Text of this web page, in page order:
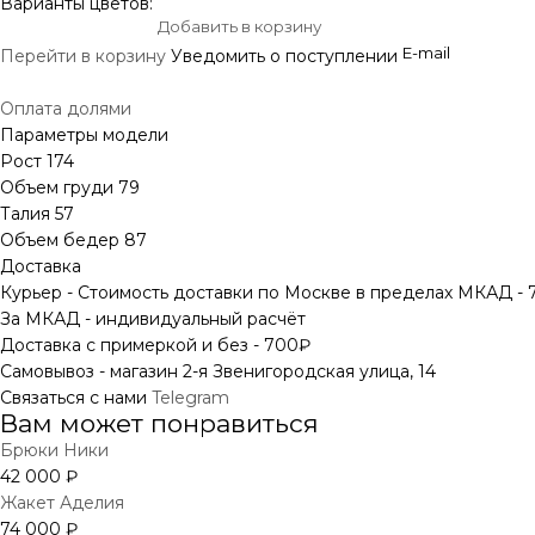
Добавить в корзину
Перейти в корзину Уведомить о поступлении
Оплата долями
Параметры модели
Рост 174
Объем груди 79
Талия 57
Объем бедер 87
Доставка
Курьер - Стоимость доставки по Москве в пределах МКАД -
За МКАД - индивидуальный расчёт
Доставка с примеркой и без - 700₽
Самовывоз - магазин 2-я Звенигородская улица, 14
Связаться с нами Telegram
Вам может понравиться
Брюки Ники
42 000 ₽
Жакет Аделия
74 000 ₽